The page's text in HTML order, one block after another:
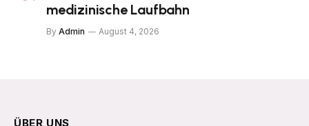
medizinische Laufbahn
By Admin August 4, 2026
ÜBER UNS